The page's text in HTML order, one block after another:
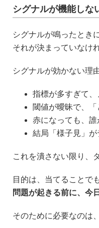
シグナルが機能しな
シグナルが鳴ったとき
それが決まっていなけ
シグナルが効かない理
指標が多すぎて、
閾値が曖昧で、
赤になっても、
結局「様子見」
これを潰さない限り、
目的は、当てることで
問題が起きる前に、今
そのために必要なのは